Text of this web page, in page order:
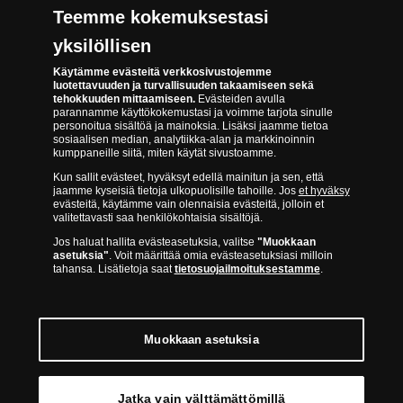
Saavutettavuusseloste
Suomen Moneta toimii virallisena jakelijana useimmille maailman
Britannian kuninkaallinen rahapaja, Ranskan rahapaja, Kanadan
kuninkaallinen rahapaja, Australian kuninkaallinen rahapaja, Etelä-
Afrikan kuninkaallinen rahapaja, Itävallan rahapaja, Alankomaiden
Teemme kokemuksestasi
yksilöllisen
Käytämme evästeitä verkkosivustojemme
luotettavuuden ja turvallisuuden takaamiseen sekä
tehokkuuden mittaamiseen.Evästeiden avulla
parannamme käyttökokemustasi ja voimme tarjota sinulle
personoitua sisältöä ja mainoksia. Lisäksi jaamme tietoa
sosiaalisen median, analytiikka-alan ja markkinoinnin
kumppaneille siitä, miten käytät sivustoamme.
Kun sallit evästeet, hyväksyt edellä mainitun ja sen, että
jaamme kyseisiä tietoja ulkopuolisille tahoille. Jos et hyväksy
evästeitä, käytämme vain olennaisia evästeitä, jolloin et
valitettavasti saa henkilökohtaisia sisältöjä.
Jos haluat hallita evästeasetuksia, valitse "Muokkaan
asetuksia". Voit määrittää omia evästeasetuksiasi milloin
tahansa. Lisätietoja saattietosuojailmoituksestamme.
Muokkaan asetuksia
Jatka vain välttämättömillä